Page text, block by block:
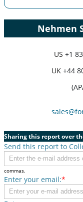
Nehmen
US +1
UK +44
Sharing this report over
Send this report to
commas.
Enter your email:*